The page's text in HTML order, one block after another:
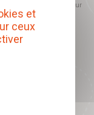
reste sans incidence sur
et
ceux